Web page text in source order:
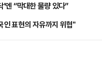
엔 “막대한 물량 있다”
표현의 자유까지 위협"